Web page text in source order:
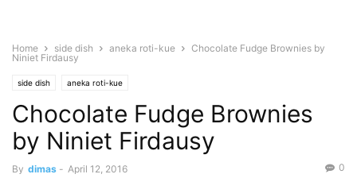
Home side dish aneka roti-kue
Chocolate Fudge Brownies by
Niniet Firdausy
side dish aneka roti-kue
Chocolate Fudge Brownies
by Niniet Firdausy
By dimas - April 12, 2016 0